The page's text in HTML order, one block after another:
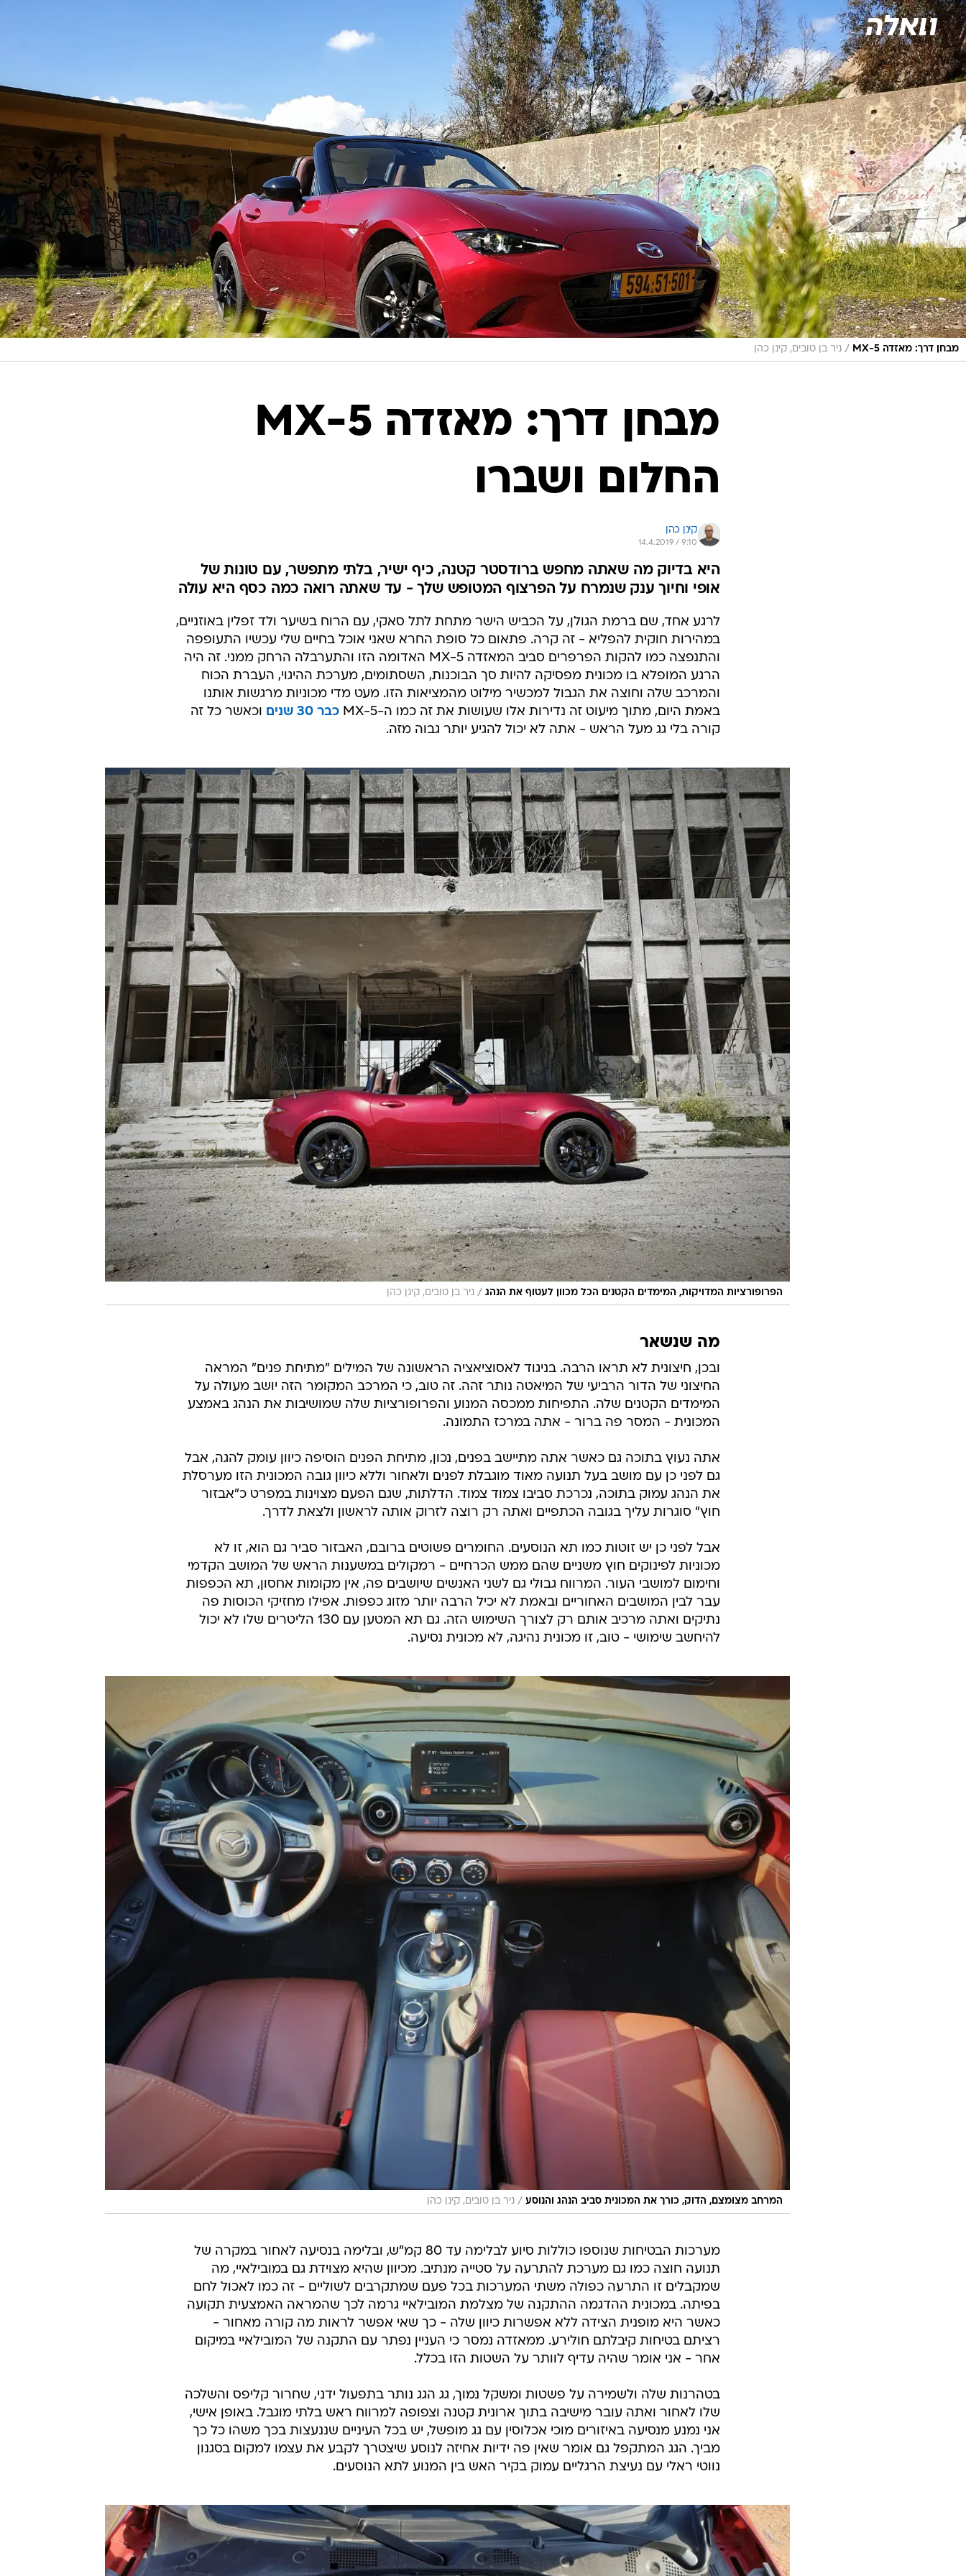
מבחן דרך: מאזדה MX-5 / ניר בן טובים, קינן כהן
מבחן דרך: מאזדה MX-5
החלום ושברו
קינן כהן
14.4.2019 / 9:10
היא בדיוק מה שאתה מחפש ברודסטר קטנה, כיף ישיר, בלתי מתפשר, עם טונות של
אופי וחיוך ענק שנמרח על הפרצוף המטופש שלך - עד שאתה רואה כמה כסף היא עולה
לרגע אחד, שם ברמת הגולן, על הכביש הישר מתחת לתל סאקי, עם הרוח בשיער ולד זפלין באוזניים,
במהירות חוקית להפליא - זה קרה. פתאום כל סופת החרא שאני אוכל בחיים שלי עכשיו התעופפה
והתנפצה כמו להקות הפרפרים סביב המאזדה MX-5 האדומה הזו והתערבלה הרחק ממני. זה היה
הרגע המופלא בו מכונית מפסיקה להיות סך הבוכנות, השסתומים, מערכת ההיגוי, העברת הכוח
והמרכב שלה וחוצה את הגבול למכשיר מילוט מהמציאות הזו. מעט מדי מכוניות מרגשות אותנו
באמת היום, מתוך מיעוט זה נדירות אלו שעושות את זה כמו ה-MX-5
כבר 30 שנים
וכאשר כל זה
קורה בלי גג מעל הראש - אתה לא יכול להגיע יותר גבוה מזה.
הפרופורציות המדויקות, המימדים הקטנים הכל מכוון לעטוף את הנהג / ניר בן טובים, קינן כהן
מה שנשאר
ובכן, חיצונית לא תראו הרבה. בניגוד לאסוציאציה הראשונה של המילים "מתיחת פנים" המראה
החיצוני של הדור הרביעי של המיאטה נותר זהה. זה טוב, כי המרכב המקומר הזה יושב מעולה על
המימדים הקטנים שלה. התפיחות ממכסה המנוע והפרופורציות שלה שמושיבות את הנהג באמצע
המכונית - המסר פה ברור - אתה במרכז התמונה.
אתה נעוץ בתוכה גם כאשר אתה מתיישב בפנים, נכון, מתיחת הפנים הוסיפה כיוון עומק להגה, אבל
גם לפני כן עם מושב בעל תנועה מאוד מוגבלת לפנים ולאחור וללא כיוון גובה המכונית הזו מערסלת
את הנהג עמוק בתוכה, נכרכת סביבו צמוד צמוד. הדלתות, שגם הפעם מצוינות במפרט כ"אבזור
חוץ" סוגרות עליך בגובה הכתפיים ואתה רק רוצה לזרוק אותה לראשון ולצאת לדרך.
אבל לפני כן יש זוטות כמו תא הנוסעים. החומרים פשוטים ברובם, האבזור סביר גם הוא, זו לא
מכוניות לפינוקים חוץ משניים שהם ממש הכרחיים - רמקולים במשענות הראש של המושב הקדמי
וחימום למושבי העור. המרווח גבולי גם לשני האנשים שיושבים פה, אין מקומות אחסון, תא הכפפות
עבר לבין המושבים האחוריים ובאמת לא יכיל הרבה יותר מזוג כפפות. אפילו מחזיקי הכוסות פה
נתיקים ואתה מרכיב אותם רק לצורך השימוש הזה. גם תא המטען עם 130 הליטרים שלו לא יכול
להיחשב שימושי - טוב, זו מכונית נהיגה, לא מכונית נסיעה.
המרחב מצומצם, הדוק, כורך את המכונית סביב הנהג והנוסע / ניר בן טובים, קינן כהן
מערכות הבטיחות שנוספו כוללות סיוע לבלימה עד 80 קמ"ש, ובלימה בנסיעה לאחור במקרה של
תנועה חוצה כמו גם מערכת להתרעה על סטייה מנתיב. מכיוון שהיא מצוידת גם במובילאיי, מה
שמקבלים זו התרעה כפולה משתי המערכות בכל פעם שמתקרבים לשוליים - זה כמו לאכול לחם
בפיתה. במכונית ההדגמה ההתקנה של מצלמת המובילאיי גרמה לכך שהמראה האמצעית תקועה
כאשר היא מופנית הצידה ללא אפשרות כיוון שלה - כך שאי אפשר לראות מה קורה מאחור -
רציתם בטיחות קיבלתם חולירע. ממאזדה נמסר כי העניין נפתר עם התקנה של המובילאיי במיקום
אחר - אני אומר שהיה עדיף לוותר על השטות הזו בכלל.
בטהרנות שלה ולשמירה על פשטות ומשקל נמוך, גג הגג נותר בתפעול ידני, שחרור קליפס והשלכה
שלו לאחור ואתה עובר מישיבה בתוך ארונית קטנה וצפופה למרווח ראש בלתי מוגבל. באופן אישי,
אני נמנע מנסיעה באיזורים מוכי אכלוסין עם גג מופשל, יש בכל העיניים שננעצות בכך משהו כל כך
מביך. הגג המתקפל גם אומר שאין פה ידיות אחיזה לנוסע שיצטרך לקבע את עצמו למקום בסגנון
נווטי ראלי עם נעיצת הרגליים עמוק בקיר האש בין המנוע לתא הנוסעים.